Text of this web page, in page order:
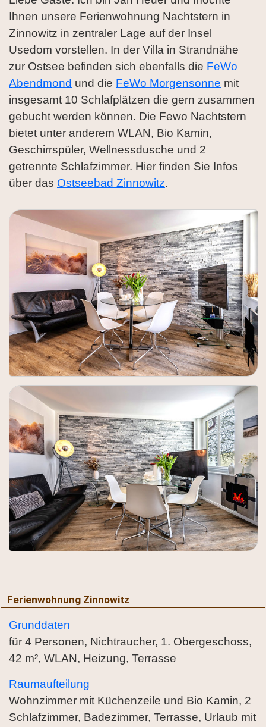
Ihnen unsere Ferienwohnung Nachtstern in
Zinnowitz in zentraler Lage auf der Insel
Usedom vorstellen. In der Villa in Strandnähe
zur Ostsee befinden sich ebenfalls die FeWo
Abendmond und die FeWo Morgensonne mit
insgesamt 10 Schlafplätzen die gern zusammen
gebucht werden können. Die Fewo Nachtstern
bietet unter anderem WLAN, Bio Kamin,
Geschirrspüler, Wellnessdusche und 2
getrennte Schlafzimmer. Hier finden Sie Infos
über das Ostseebad Zinnowitz.
Ferienwohnung Zinnowitz
Grunddaten
für 4 Personen, Nichtraucher, 1. Obergeschoss,
42 m², WLAN, Heizung, Terrasse
Raumaufteilung
Wohnzimmer mit Küchenzeile und Bio Kamin, 2
Schlafzimmer, Badezimmer, Terrasse, Urlaub mit